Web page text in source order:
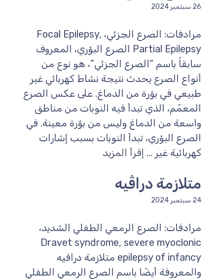
26 سبتمبر 2024
مرادفات: الصرع الجزئي، Focal Epilepsy,
Partial Epilepsy الصرع البؤري، المعروف
سابقاً باسم “الصرع الجزئي”، هو نوع من
أنواع الصرع يحدث نتيجة نشاط كهربائي غير
طبيعي في بؤرة من الدماغ. على عكس الصرع
المعمّم، الذي تبدأ فيه النوبات من مناطق
واسعة من الدماغ وليس من بؤرة معينة. في
الصرع البؤري، تبدأ النوبات بسبب إشارات
كهربائية غير ... إقرأ المزيد
متلازمة دراڤيه
24 سبتمبر 2024
مرادفات: الصرع الرمعي الطفلي الشديد،
Dravet syndrome, severe myoclonic
epilepsy of infancy متلازمة درافيه
والمعروفة أيضًا باسم الصرع الرمعي الطفلي